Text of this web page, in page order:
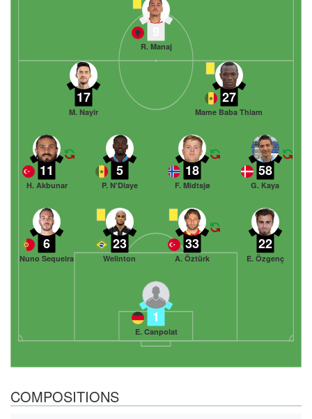
R. Manaj
1
E. Canpolat
6
Nuno Sequeira
23
Welinton
33
A. Öztürk
22
E. Özgenç
11
H. Akbunar
5
P. N'Diaye
18
F. Midtsjø
58
G. Kaya
17
M. Nayir
27
Mame Baba Thiam
COMPOSITIONS